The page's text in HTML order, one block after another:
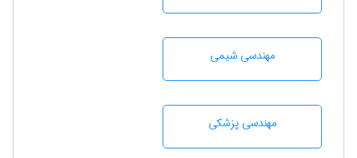
مهندسي شيمی
مهندسی پزشکی